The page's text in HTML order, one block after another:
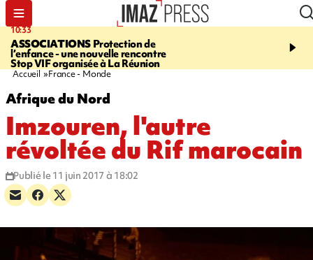
10:33
ASSOCIATIONSProtection de
l’enfance - une nouvelle rencontre
Stop VIF organisée à La Réunion
15:03
Vaste feu
l'ouest du pays, 20.000
Accueil France - Monde
Afrique du Nord
Imzouren, l'autre
révoltée du Rif marocain
Publié le 11 juin 2017 à 18:02